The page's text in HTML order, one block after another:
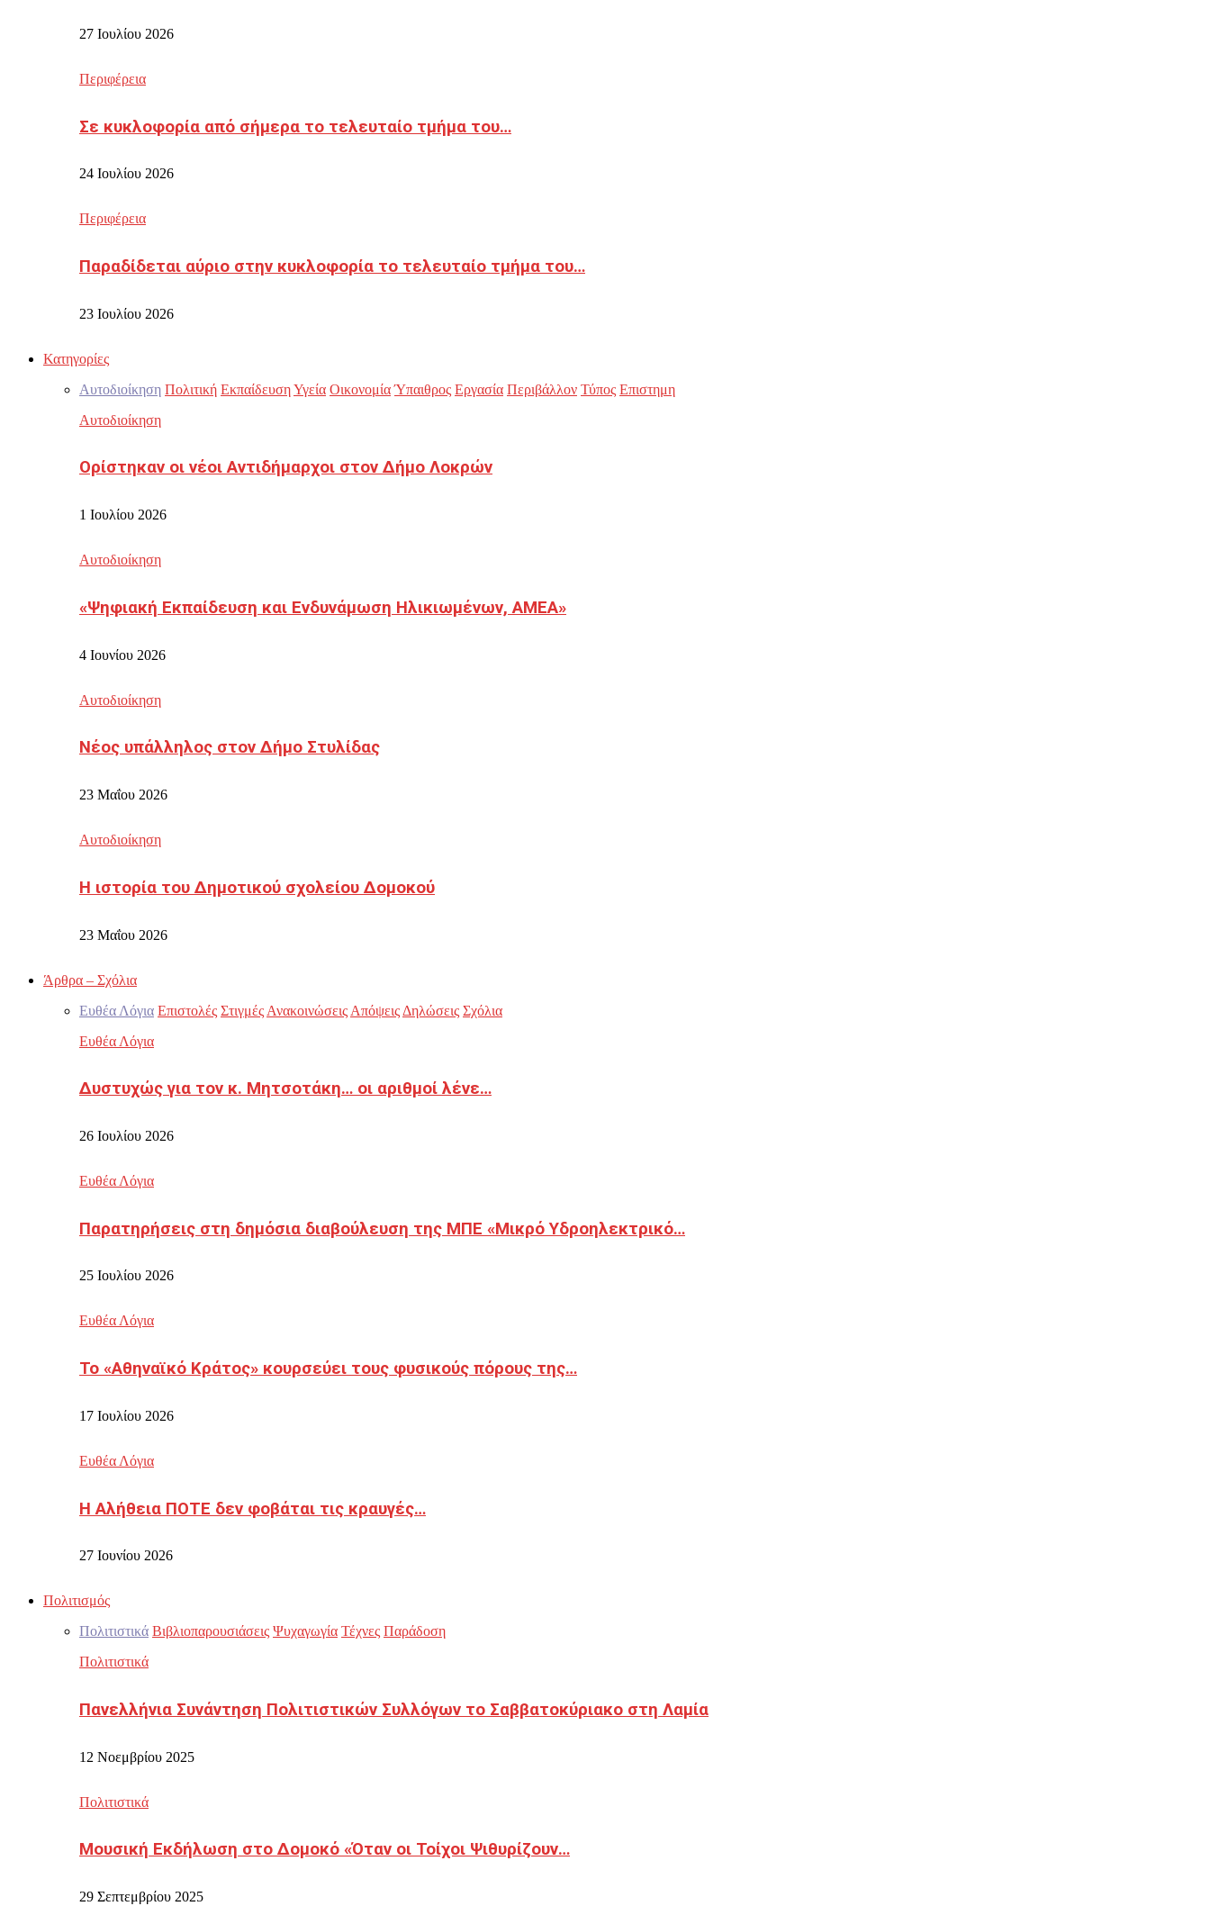
27 Ιουλίου 2026
Περιφέρεια
Σε κυκλοφορία από σήμερα το τελευταίο τμήμα του…
24 Ιουλίου 2026
Περιφέρεια
Παραδίδεται αύριο στην κυκλοφορία το τελευταίο τμήμα του…
23 Ιουλίου 2026
Κατηγορίες
Αυτοδιοίκηση Πολιτική ΕκπαίδευσηΥγεία Οικονομία Ύπαιθρος Εργασία Περιβάλλον Τύπος Επιστημη
Αυτοδιοίκηση
Ορίστηκαν οι νέοι Αντιδήμαρχοι στον Δήμο Λοκρών
1 Ιουλίου 2026
Αυτοδιοίκηση
«Ψηφιακή Εκπαίδευση και Ενδυνάμωση Ηλικιωμένων, ΑΜΕΑ»
4 Ιουνίου 2026
Αυτοδιοίκηση
Νέος υπάλληλος στον Δήμο Στυλίδας
23 Μαΐου 2026
Αυτοδιοίκηση
Η ιστορία του Δημοτικού σχολείου Δομοκού
23 Μαΐου 2026
Άρθρα – Σχόλια
Ευθέα Λόγια Επιστολές Στιγμές Ανακοινώσεις Απόψεις Δηλώσεις Σχόλια
Ευθέα Λόγια
Δυστυχώς για τον κ. Μητσοτάκη… οι αριθμοί λένε…
26 Ιουλίου 2026
Ευθέα Λόγια
Παρατηρήσεις στη δημόσια διαβούλευση της ΜΠΕ «Μικρό Υδροηλεκτρικό…
25 Ιουλίου 2026
Ευθέα Λόγια
Το «Αθηναϊκό Κράτος» κουρσεύει τους φυσικούς πόρους της…
17 Ιουλίου 2026
Ευθέα Λόγια
Η Αλήθεια ΠΟΤΕ δεν φοβάται τις κραυγές…
27 Ιουνίου 2026
Πολιτισμός
Πολιτιστικά Βιβλιοπαρουσιάσεις Ψυχαγωγία Τέχνες Παράδοση
Πολιτιστικά
Πανελλήνια Συνάντηση Πολιτιστικών Συλλόγων το Σαββατοκύριακο στη Λαμία
12 Νοεμβρίου 2025
Πολιτιστικά
Μουσική Εκδήλωση στο Δομοκό «Όταν οι Τοίχοι Ψιθυρίζουν…
29 Σεπτεμβρίου 2025